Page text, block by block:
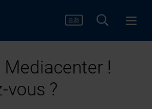
Mediacenter !
vous ?